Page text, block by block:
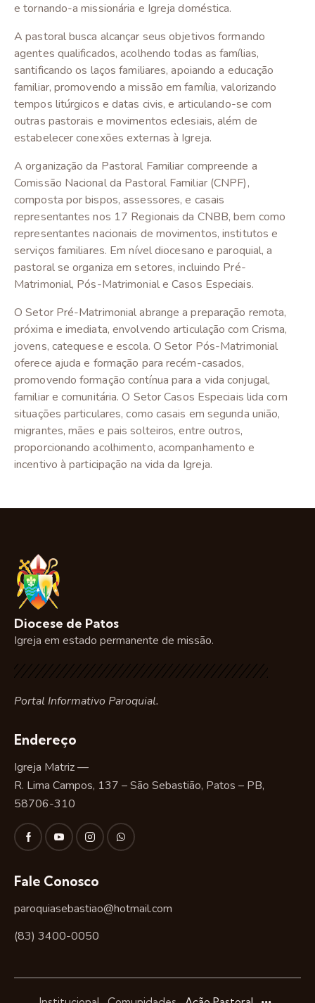
e tornando-a missionária e Igreja doméstica.
A pastoral busca alcançar seus objetivos formando
agentes qualificados, acolhendo todas as famílias,
santificando os laços familiares, apoiando a educação
familiar, promovendo a missão em família, valorizando
tempos litúrgicos e datas civis, e articulando-se com
outras pastorais e movimentos eclesiais, além de
estabelecer conexões externas à Igreja.
A organização da Pastoral Familiar compreende a
Comissão Nacional da Pastoral Familiar (CNPF),
composta por bispos, assessores, e casais
representantes nos 17 Regionais da CNBB, bem como
representantes nacionais de movimentos, institutos e
serviços familiares. Em nível diocesano e paroquial, a
pastoral se organiza em setores, incluindo Pré-
Matrimonial, Pós-Matrimonial e Casos Especiais.
O Setor Pré-Matrimonial abrange a preparação remota,
próxima e imediata, envolvendo articulação com Crisma,
jovens, catequese e escola. O Setor Pós-Matrimonial
oferece ajuda e formação para recém-casados,
promovendo formação contínua para a vida conjugal,
familiar e comunitária. O Setor Casos Especiais lida com
situações particulares, como casais em segunda união,
migrantes, mães e pais solteiros, entre outros,
proporcionando acolhimento, acompanhamento e
incentivo à participação na vida da Igreja.
Diocese de Patos
Igreja em estado permanente de missão.
Portal Informativo Paroquial.
Endereço
Igreja Matriz —
R. Lima Campos, 137 – São Sebastião, Patos – PB,
58706-310
Fale Conosco
paroquiasebastiao@hotmail.com
(83) 3400-0050